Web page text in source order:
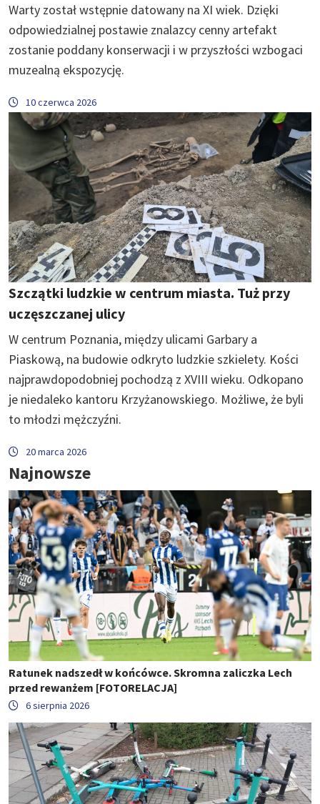
Warty został wstępnie datowany na XI wiek. Dzięki
odpowiedzialnej postawie znalazcy cenny artefakt
zostanie poddany konserwacji i w przyszłości wzbogaci
muzealną ekspozycję.
10 czerwca 2026
Szczątki ludzkie w centrum miasta. Tuż przy
uczęszczanej ulicy
W centrum Poznania, między ulicami Garbary a
Piaskową, na budowie odkryto ludzkie szkielety. Kości
najprawdopodobniej pochodzą z XVIII wieku. Odkopano
je niedaleko kantoru Krzyżanowskiego. Możliwe, że byli
to młodzi mężczyźni.
20 marca 2026
Najnowsze
Ratunek nadszedł w końcówce. Skromna zaliczka Lech
przed rewanżem [FOTORELACJA]
6 sierpnia 2026